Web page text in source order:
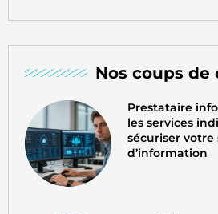
Nos coups de
Prestataire
les services
sécuriser votre
d’information